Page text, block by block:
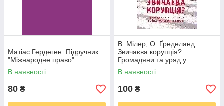
Матіас Гердеген. Підручник
"Міжнародне право"
В наявності
80 ₴
В. Мілер, О. Ґределанд
Звичаєва корупція?
Громадяни та уряд у
посткомуністичній Європі
В наявності
100 ₴